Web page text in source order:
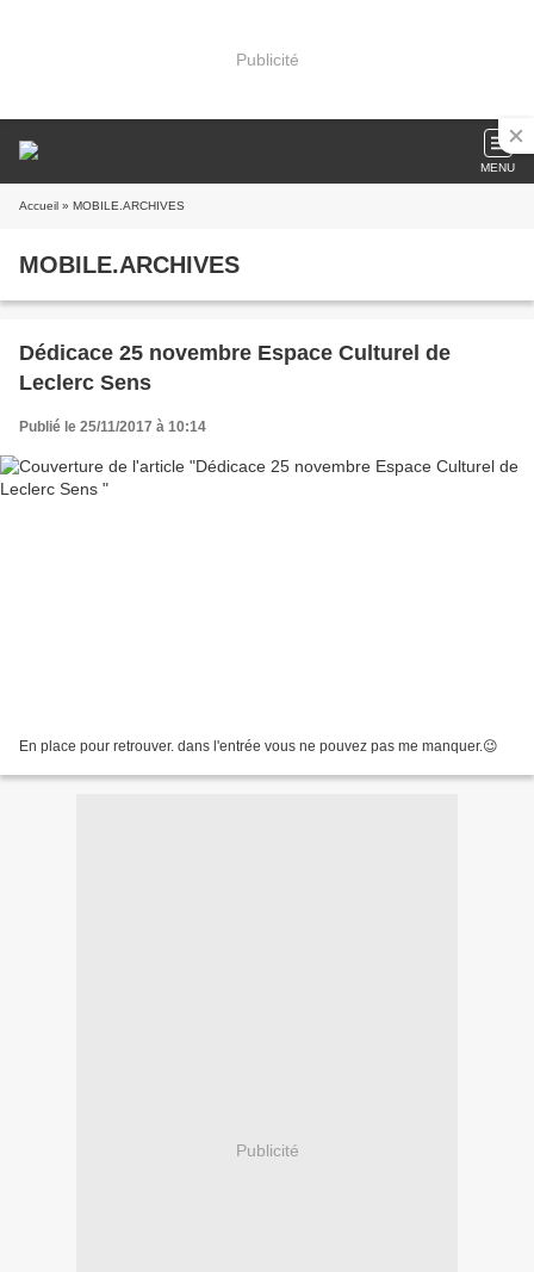
Publicité
MENU
Accueil » MOBILE.ARCHIVES
MOBILE.ARCHIVES
Dédicace 25 novembre Espace Culturel de
Leclerc Sens
Publié le 25/11/2017 à 10:14
En place pour retrouver. dans l'entrée vous ne pouvez pas me manquer.😉
Publicité